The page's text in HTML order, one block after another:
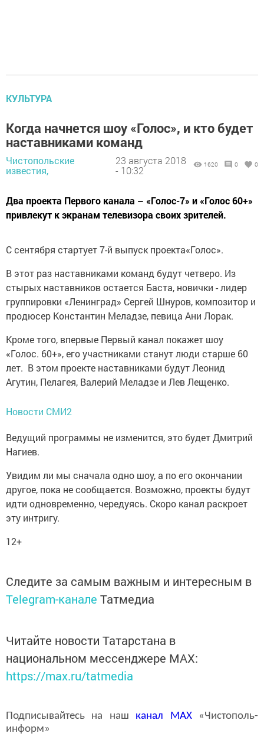
КУЛЬТУРА
Когда начнется шоу «Голос», и кто будет
наставниками команд
Чистопольские
известия,
23 августа 2018
- 10:32
1620 0 0
Два проекта Первого канала – «Голос-7» и «Голос 60+»
привлекут к экранам телевизора своих зрителей.
С сентября стартует 7-й выпуск проекта«Голос».
В этот раз наставниками команд будут четверо. Из
стырых наставников остается Баста, новички - лидер
группировки «Ленинград» Сергей Шнуров, композитор и
продюсер Константин Меладзе, певица Ани Лорак.
Кроме того, впервые Первый канал покажет шоу
«Голос. 60+», его участниками станут люди старше 60
лет. В этом проекте наставниками будут Леонид
Агутин, Пелагея, Валерий Меладзе и Лев Лещенко.
Новости СМИ2
Ведущий программы не изменится, это будет Дмитрий
Нагиев.
Увидим ли мы сначала одно шоу, а по его окончании
другое, пока не сообщается. Возможно, проекты будут
идти одновременно, чередуясь. Скоро канал раскроет
эту интригу.
12+
Следите за самым важным и интересным в
Telegram-канале Татмедиа
Читайте новости Татарстана в
национальном мессенджере MАХ:
https://max.ru/tatmedia
Подписывайтесь на наш канал MAX«Чистополь-
информ»